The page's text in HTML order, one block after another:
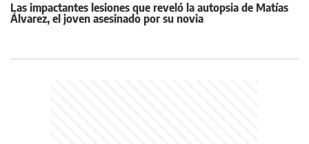
Las impactantes lesiones que reveló la autopsia de Matías
Álvarez, el joven asesinado por su novia